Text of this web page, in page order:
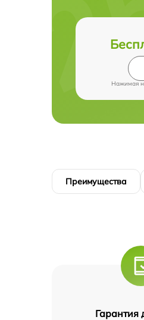
Нажимая
Преимущества
Гарантия